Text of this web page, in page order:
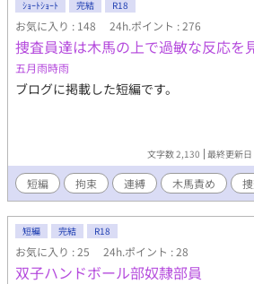
ｼｮｰﾄｼｮｰﾄ 完結 R18
お気に入り : 148 24h.ポイント : 276
捜査員達は木馬の上で過敏な反応を
五月雨時雨
ブログに掲載した短編です。
文字数 2,130 最終更新
短編 拘束 連縛 木馬責め
短編 完結 R18
お気に入り : 25 24h.ポイント : 28
双子ハンドボール部奴隷部員